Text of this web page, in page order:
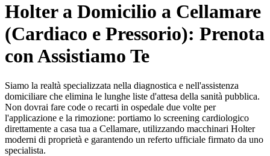
Holter a Domicilio a Cellamare
(Cardiaco e Pressorio): Prenota
con Assistiamo Te
Siamo la realtà specializzata nella diagnostica e nell'assistenza
domiciliare che elimina le lunghe liste d'attesa della sanità pubblica.
Non dovrai fare code o recarti in ospedale due volte per
l'applicazione e la rimozione: portiamo lo screening cardiologico
direttamente a casa tua a Cellamare, utilizzando macchinari Holter
moderni di proprietà e garantendo un referto ufficiale firmato da uno
specialista.